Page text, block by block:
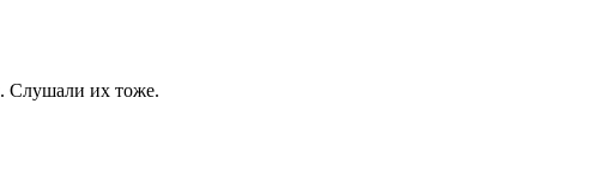
Слушали их тоже.